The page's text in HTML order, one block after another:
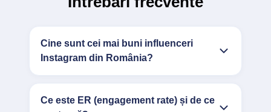
Cine sunt cei mai buni influenceri
Instagram din România?
Ce este ER (engagement rate) și de ce